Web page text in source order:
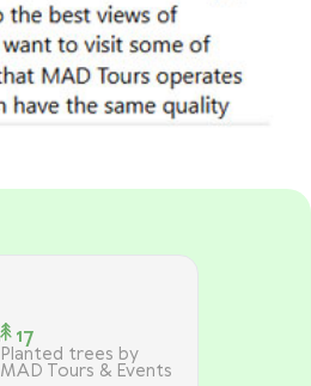
17
Planted trees by
MAD Tours & Events